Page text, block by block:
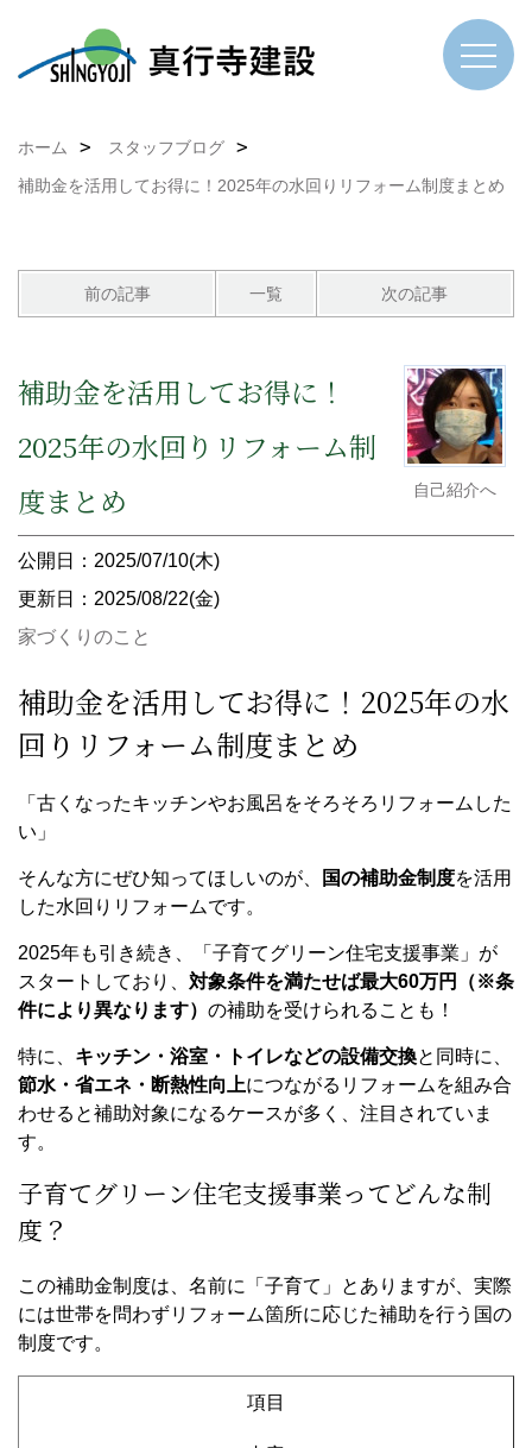
ホーム
スタッフブログ
補助金を活用してお得に！2025年の水回りリフォーム制度まとめ
前の記事 一覧 次の記事
自己紹介へ
補助金を活用してお得に！
2025年の水回りリフォーム制
度まとめ
公開日：2025/07/10(木)
更新日：2025/08/22(金)
家づくりのこと
補助金を活用してお得に！2025年の水
回りリフォーム制度まとめ
「古くなったキッチンやお風呂をそろそろリフォームした
い」
そんな方にぜひ知ってほしいのが、 国の補助金制度を活用
した水回りリフォームです。
2025年も引き続き、「子育てグリーン住宅支援事業」が
スタートしており、 対象条件を満たせば最大60万円（※条
件により異なります） の補助を受けられることも！
特に、 キッチン・浴室・トイレなどの設備交換と同時に、
節水・省エネ・断熱性向上につながるリフォームを組み合
わせると補助対象になるケースが多く、注目されていま
す。
子育てグリーン住宅支援事業ってどんな制
度？
この補助金制度は、名前に「子育て」とありますが、実際
には世帯を問わずリフォーム箇所に応じた補助を行う国の
制度です。
項目